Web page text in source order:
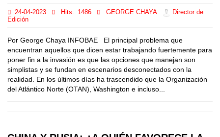
24-04-2023 Hits: 1486 GEORGE CHAYA
Director de
Edición
Por George Chaya INFOBAE El principal problema que
encuentran aquellos que dicen estar trabajando fuertemente para
poner fin a la invasión es que las opciones que manejan son
simplistas y se fundan en escenarios desconectados con la
realidad. En los últimos días ha trascendido que la Organización
del Atlántico Norte (OTAN), Washington e incluso...